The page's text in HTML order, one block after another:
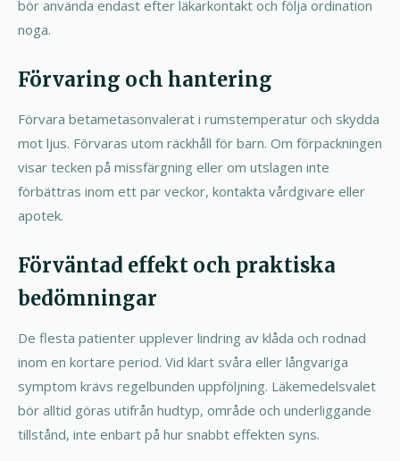
bör använda endast efter läkarkontakt och följa ordination
noga.
Förvaring och hantering
Förvara betametasonvalerat i rumstemperatur och skydda
mot ljus. Förvaras utom räckhåll för barn. Om förpackningen
visar tecken på missfärgning eller om utslagen inte
förbättras inom ett par veckor, kontakta vårdgivare eller
apotek.
Förväntad effekt och praktiska
bedömningar
De flesta patienter upplever lindring av klåda och rodnad
inom en kortare period. Vid klart svåra eller långvariga
symptom krävs regelbunden uppföljning. Läkemedelsvalet
bör alltid göras utifrån hudtyp, område och underliggande
tillstånd, inte enbart på hur snabbt effekten syns.